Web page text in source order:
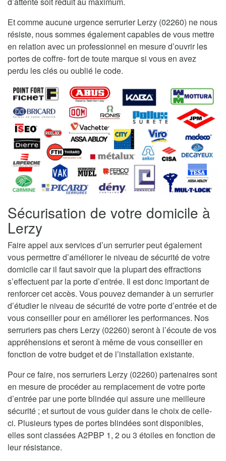
Et comme aucune urgence serrurier Lerzy (02260) ne nous
résiste, nous sommes également capables de vous mettre
en relation avec un professionnel en mesure d’ouvrir les
portes de coffre- fort de toute marque si vous en avez
perdu les clés ou oublié le code.
Sécurisation de votre domicile à
Lerzy
Faire appel aux services d’un serrurier peut également
vous permettre d’améliorer le niveau de sécurité de votre
domicile car il faut savoir que la plupart des effractions
s’effectuent par la porte d’entrée. Il est donc important de
renforcer cet accès. Vous pouvez demander à un serrurier
d’étudier le niveau de sécurité de votre porte d’entrée et de
vous conseiller pour en améliorer les performances. Nos
serruriers pas chers Lerzy (02260) seront à l’écoute de vos
appréhensions et seront à même de vous conseiller en
fonction de votre budget et de l’installation existante.
Pour ce faire, nos serruriers Lerzy (02260) partenaires sont
en mesure de procéder au remplacement de votre porte
d’entrée par une porte blindée qui assure une meilleure
sécurité ; et surtout de vous guider dans le choix de celle-
ci. Plusieurs types de portes blindées sont disponibles,
elles sont classées A2PBP 1, 2 ou 3 étoiles en fonction de
leur résistance.